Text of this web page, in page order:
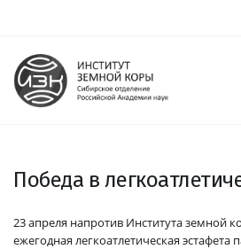
Победа в
23 апреля напротив Института земной
ежегодная легкоатлетическая